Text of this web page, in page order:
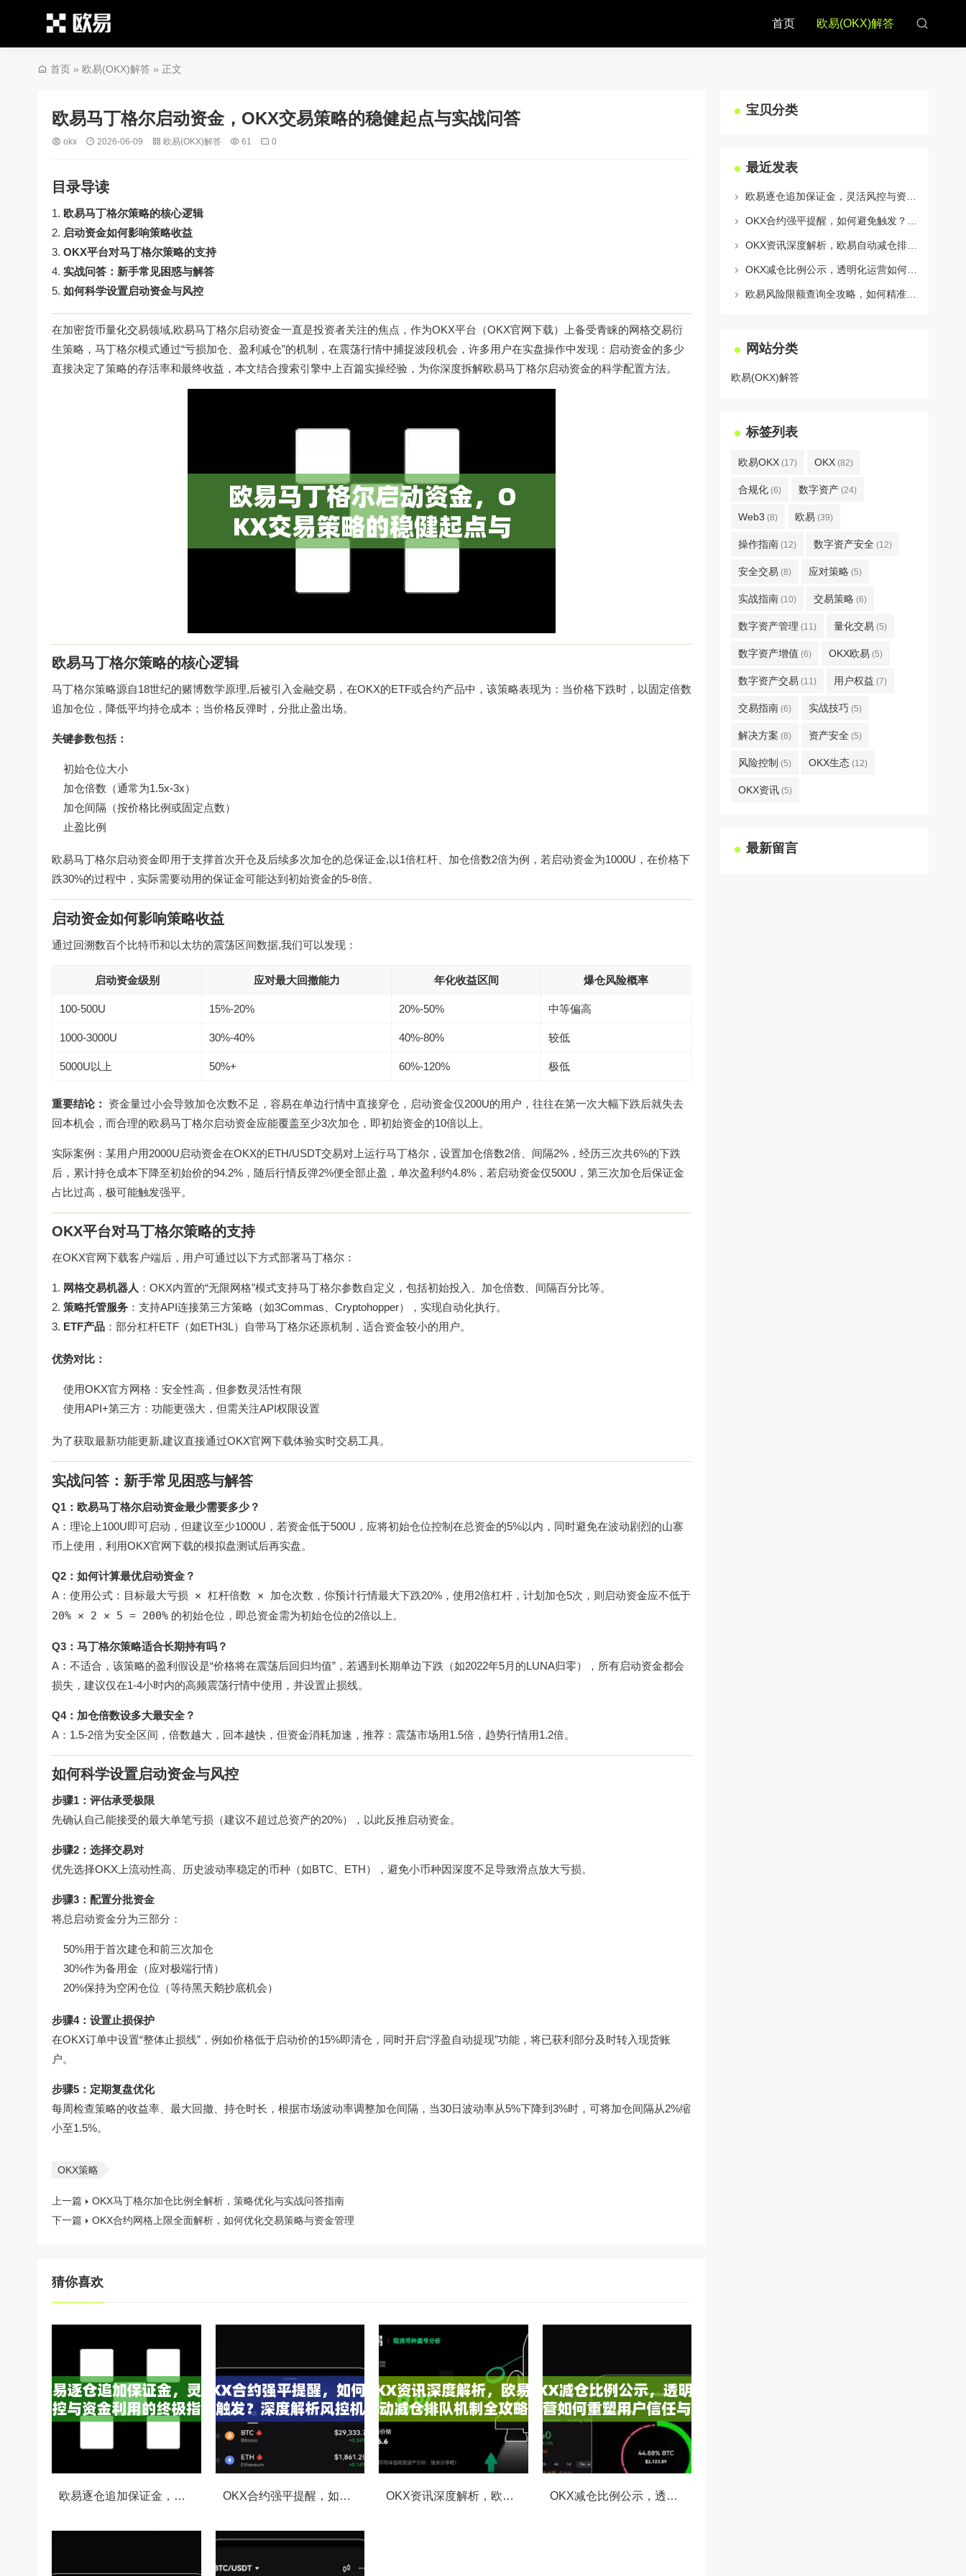
首页 欧易(OKX)解答
首页 » 欧易(OKX)解答 » 正文
欧易马丁格尔启动资金，OKX交易策略的稳健起点与实战问答
okx 2026-06-09 欧易(OKX)解答 61 0
目录导读
欧易马丁格尔策略的核心逻辑
启动资金如何影响策略收益
OKX平台对马丁格尔策略的支持
实战问答：新手常见困惑与解答
如何科学设置启动资金与风控
在加密货币量化交易领域,欧易马丁格尔启动资金一直是投资者关注的焦点，作为OKX平台（OKX官网下载）上备受青睐的网格交易衍
生策略，马丁格尔模式通过“亏损加仓、盈利减仓”的机制，在震荡行情中捕捉波段机会，许多用户在实盘操作中发现：启动资金的多少
直接决定了策略的存活率和最终收益，本文结合搜索引擎中上百篇实操经验，为你深度拆解欧易马丁格尔启动资金的科学配置方法。
欧易马丁格尔策略的核心逻辑
马丁格尔策略源自18世纪的赌博数学原理,后被引入金融交易，在OKX的ETF或合约产品中，该策略表现为：当价格下跌时，以固定倍数
追加仓位，降低平均持仓成本；当价格反弹时，分批止盈出场。
关键参数包括：
初始仓位大小
加仓倍数（通常为1.5x-3x）
加仓间隔（按价格比例或固定点数）
止盈比例
欧易马丁格尔启动资金即用于支撑首次开仓及后续多次加仓的总保证金,以1倍杠杆、加仓倍数2倍为例，若启动资金为1000U，在价格下
跌30%的过程中，实际需要动用的保证金可能达到初始资金的5-8倍。
启动资金如何影响策略收益
通过回溯数百个比特币和以太坊的震荡区间数据,我们可以发现：
启动资金级别 应对最大回撤能力 年化收益区间 爆仓风险概率
100-500U 15%-20% 20%-50% 中等偏高
1000-3000U 30%-40% 40%-80% 较低
5000U以上 50%+ 60%-120% 极低
重要结论：
资金量过小会导致加仓次数不足，容易在单边行情中直接穿仓，启动资金仅200U的用户，往往在第一次大幅下跌后就失去
回本机会，而合理的欧易马丁格尔启动资金应能覆盖至少3次加仓，即初始资金的10倍以上。
实际案例：某用户用2000U启动资金在OKX的ETH/USDT交易对上运行马丁格尔，设置加仓倍数2倍、间隔2%，经历三次共6%的下跌
后，累计持仓成本下降至初始价的94.2%，随后行情反弹2%便全部止盈，单次盈利约4.8%，若启动资金仅500U，第三次加仓后保证金
占比过高，极可能触发强平。
OKX平台对马丁格尔策略的支持
在OKX官网下载客户端后，用户可通过以下方式部署马丁格尔：
网格交易机器人 ：OKX内置的“无限网格”模式支持马丁格尔参数自定义，包括初始投入、加仓倍数、间隔百分比等。
策略托管服务 ：支持API连接第三方策略（如3Commas、Cryptohopper），实现自动化执行。
ETF产品 ：部分杠杆ETF（如ETH3L）自带马丁格尔还原机制，适合资金较小的用户。
优势对比：
使用OKX官方网格：安全性高，但参数灵活性有限
使用API+第三方：功能更强大，但需关注API权限设置
为了获取最新功能更新,建议直接通过OKX官网下载体验实时交易工具。
实战问答：新手常见困惑与解答
Q1：欧易马丁格尔启动资金最少需要多少？
A：理论上100U即可启动，但建议至少1000U，若资金低于500U，应将初始仓位控制在总资金的5%以内，同时避免在波动剧烈的山寨
币上使用，利用OKX官网下载的模拟盘测试后再实盘。
Q2：如何计算最优启动资金？
A：使用公式： 目标最大亏损 × 杠杆倍数 × 加仓次数 ，你预计行情最大下跌20%，使用2倍杠杆，计划加仓5次，则启动资金应不低于
20% × 2 × 5 = 200% 的初始仓位，即总资金需为初始仓位的2倍以上。
Q3：马丁格尔策略适合长期持有吗？
A：不适合，该策略的盈利假设是“价格将在震荡后回归均值”，若遇到长期单边下跌（如2022年5月的LUNA归零），所有启动资金都会
损失，建议仅在1-4小时内的高频震荡行情中使用，并设置止损线。
Q4：加仓倍数设多大最安全？
A：1.5-2倍为安全区间，倍数越大，回本越快，但资金消耗加速，推荐：震荡市场用1.5倍，趋势行情用1.2倍。
如何科学设置启动资金与风控
步骤1：评估承受极限
先确认自己能接受的最大单笔亏损（建议不超过总资产的20%），以此反推启动资金。
步骤2：选择交易对
优先选择OKX上流动性高、历史波动率稳定的币种（如BTC、ETH），避免小币种因深度不足导致滑点放大亏损。
步骤3：配置分批资金
将总启动资金分为三部分：
50%用于首次建仓和前三次加仓
30%作为备用金（应对极端行情）
20%保持为空闲仓位（等待黑天鹅抄底机会）
步骤4：设置止损保护
在OKX订单中设置“整体止损线”，例如价格低于启动价的15%即清仓，同时开启“浮盈自动提现”功能，将已获利部分及时转入现货账
户。
步骤5：定期复盘优化
每周检查策略的收益率、最大回撤、持仓时长，根据市场波动率调整加仓间隔，当30日波动率从5%下降到3%时，可将加仓间隔从2%缩
小至1.5%。
OKX策略
上一篇
OKX马丁格尔加仓比例全解析，策略优化与实战问答指南
下一篇
OKX合约网格上限全面解析，如何优化交易策略与资金管理
猜你喜欢
欧易逐仓追加保证金，灵活风控与资金利用的终极指南 OKX合约强平提醒，如何避免触发？深度解析风控机制与应对策略 OKX资讯深度解析，欧易自动减仓排队机制全攻略 OKX减仓比例公示，透明化运营如何重塑用户信任与市场格局
宝贝分类
最近发表
网站分类
欧易(OKX)解答
标签列表
欧易OKX (17) OKX (82)
合规化 (6) 数字资产 (24)
Web3 (8) 欧易 (39)
操作指南 (12) 数字资产安全 (12)
安全交易 (8) 应对策略 (5)
实战指南 (10) 交易策略 (6)
数字资产管理 (11) 量化交易 (5)
数字资产增值 (6) OKX欧易 (5)
数字资产交易 (11) 用户权益 (7)
交易指南 (6) 实战技巧 (5)
解决方案 (8) 资产安全 (5)
风险控制 (5) OKX生态 (12)
OKX资讯 (5)
最新留言